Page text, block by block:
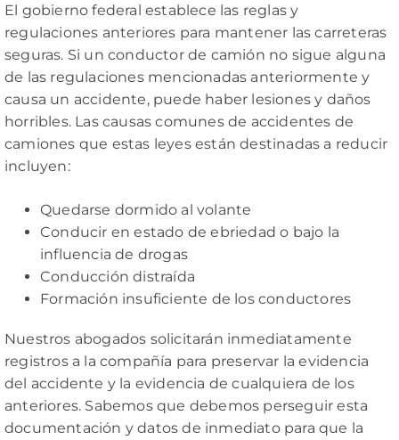
El gobierno federal establece las reglas y
regulaciones anteriores para mantener las carreteras
seguras. Si un conductor de camión no sigue alguna
de las regulaciones mencionadas anteriormente y
causa un accidente, puede haber lesiones y daños
horribles. Las causas comunes de accidentes de
camiones que estas leyes están destinadas a reducir
incluyen:
Quedarse dormido al volante
Conducir en estado de ebriedad o bajo la
influencia de drogas
Conducción distraída
Formación insuficiente de los conductores
Nuestros abogados solicitarán inmediatamente
registros a la compañía para preservar la evidencia
del accidente y la evidencia de cualquiera de los
anteriores. Sabemos que debemos perseguir esta
documentación y datos de inmediato para que la